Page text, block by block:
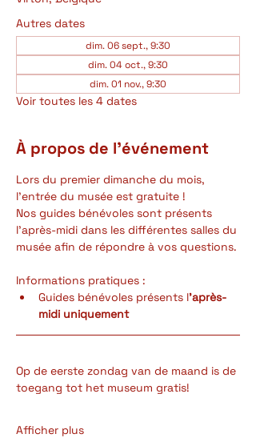
Autres dates
dim. 06 sept., 9:30
dim. 04 oct., 9:30
dim. 01 nov., 9:30
Voir toutes les 4 dates
À propos de l'événement
Lors du premier dimanche du mois,
l'entrée du musée est gratuite !
Nos guides bénévoles sont présents
l'après-midi dans les différentes salles du
musée afin de répondre à vos questions.
Informations pratiques :
Guides bénévoles présents l'après-
midi uniquement
Op de eerste zondag van de maand is de
toegang tot het museum gratis!
Afficher plus